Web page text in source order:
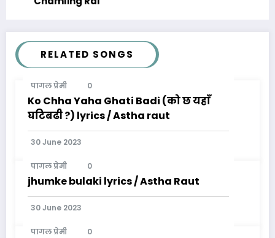
RELATED SONGS
पागल प्रेमी 0
Ko Chha Yaha Ghati Badi (को छ यहाँ
घटिबढी ?) lyrics / Astha raut
30 June 2023
पागल प्रेमी 0
jhumke bulaki lyrics / Astha Raut
30 June 2023
पागल प्रेमी 0